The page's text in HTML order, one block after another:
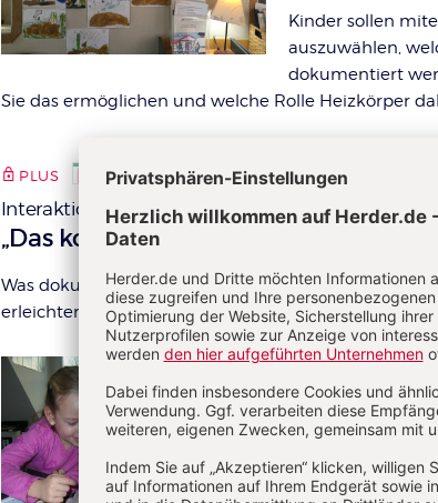
Kinder sollen
auszuwählen,
dokumentiert
Sie das ermöglichen und welche Rolle Heizkörper
PLUS Ausgabe 4_2020: Kinder aus armen Familien
Interaktionen bei der Portfolio-Erstellung
„Das kommt in meinen Ordner“
Was dokumentiere ich wie im Portfolio? Lassen Sie
erleichtert die Arbeit.VON HELEN KNAUF, MARION
methoden
Interaktionen
:
„Das will